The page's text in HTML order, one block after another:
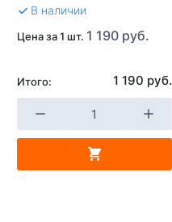
В наличии
Цена за 1 шт. 1 190 руб.
Итого: 1 190 руб.